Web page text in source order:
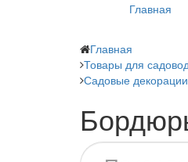
Главная
Главная
Товары для
Садовые декорации